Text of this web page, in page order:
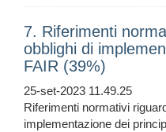
7. Riferimenti
obblighi di
FAIR (39%)
25-set-2023 11.49.25
Riferimenti normativi
implementazione dei